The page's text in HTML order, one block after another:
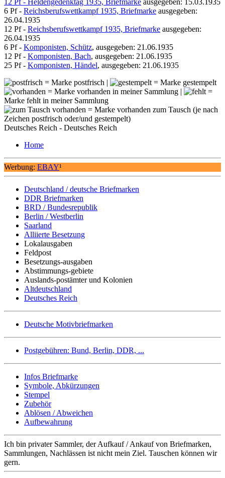
6 Pf - Reichsberufswettkampf 1935, Briefmarke ausgegeben:
26.04.1935
12 Pf - Reichsberufswettkampf 1935, Briefmarke ausgegeben:
26.04.1935
6 Pf - Komponisten, Schütz, ausgegeben: 21.06.1935
12 Pf - Komponisten, Bach, ausgegeben: 21.06.1935
25 Pf - Komponisten, Händel, ausgegeben: 21.06.1935
= Marke postfrisch |
= Marke gestempelt
= Marke vorhanden in meiner Sammlung |
=
Marke fehlt in meiner Sammlung
= Marke vorhanden zum Tausch (je nach
Zeichen postfrisch oder/und gestempelt)
Deutsches Reich - Deutsches Reich
Home
Werbung: EBAY¹
Deutschland / deutsche Briefmarken
DDR Briefmarken
BRD / Bundesrepublik
Berlin / Westberlin
Saarland
Alliierte Besetzung
Lokalausgaben
Feldpost
Besetzungs-ausgaben
Abstimmungs-gebiete
Auslands-postämter und Kolonien
Altdeutschland
Deutsches Reich
Deutsche Motivbriefmarken
Postgebühren: Bund, Berlin, DDR, ...
Infos Briefmarke
Symbole, Abkürzungen
Stempel
Zubehör
Ablösen / Abweichen
Aufbewahrung
Ich bin privater Sammler, der Aufkauf / Ankauf von Briefmarken,
Sammlungen, Nachlässen ist nicht mein Ziel. Tauschen können wir
gern.